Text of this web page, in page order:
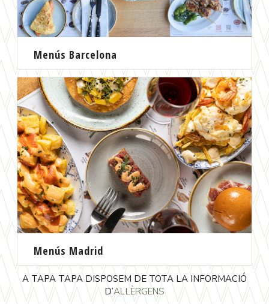
Menús Barcelona
Menús Madrid
A TAPA TAPA DISPOSEM DE TOTA LA INFORMACIÓ
D’AL·LÈRGENS